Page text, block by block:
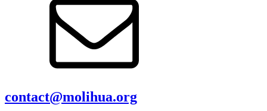
contact@molihua.org